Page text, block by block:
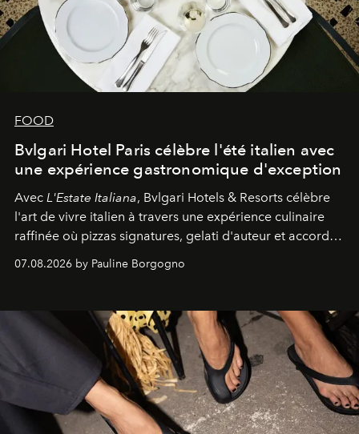
FOOD
Bvlgari Hotel Paris célèbre l'été italien avec
une expérience gastronomique d'exception
Avec L'Estate Italiana, Bvlgari Hotels & Resorts célèbre
l'art de vivre italien à travers une expérience culinaire
raffinée où pizzas signatures, gelati d'auteur et accords
d'exception composent un véritable voyage sensoriel.
07.08.2026 by Pauline Borgogno